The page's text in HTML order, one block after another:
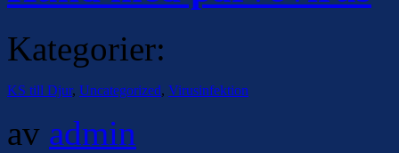
Kategorier:
KS till Djur, Uncategorized, Virusinfektion
av admin